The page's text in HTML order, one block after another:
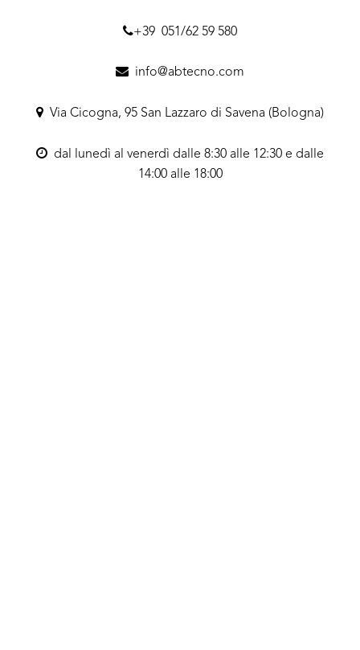
+39 051/62 59 580
info@abtecno.com
Via Cicogna, 95 San Lazzaro di Savena (Bologna)
dal lunedì al venerdì dalle 8:30 alle 12:30 e dalle
14:00 alle 18:00